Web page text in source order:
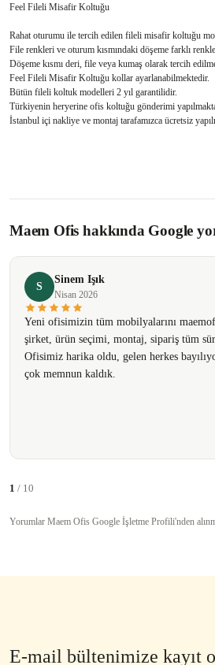
Feel Fileli Misafir Koltuğu
Rahat oturumu ile tercih edilen fileli misafir koltuğu
File renkleri ve oturum kısmındaki döşeme farklı
Döşeme kısmı deri, file veya kumaş olarak tercih
Feel Fileli Misafir Koltuğu kollar ayarlanabilmektedir.
Bütün fileli koltuk modelleri 2 yıl garantilidir.
Türkiyenin heryerine ofis koltuğu gönderimi
İstanbul içi nakliye ve montaj tarafamızca ücretsiz
Görüş ve önerileriniz için teşekkür ederiz.
Ürün resmi kalitesiz, bozuk veya
Ürün açıklamasında eksik bilgiler bulunuyor.
Ürün bilgilerinde hatalar bulunuyor.
Ürün fiyatı diğer sitelerden daha pahalı.
Bu ürüne benzer farklı alternatifler olmalı.
Maem Ofis hakkında Google
S
Sinem Işık
Nisan 2026
Yeni ofisimizin tüm mobilyalarını
şirket, ürün seçimi, montaj, sipariş tüm
Ofisimiz harika oldu, gelen herkes
çok memnun kaldık.
1 / 10
Yorumlar Maem Ofis Google İşletme Profili'nden
E-mail bültenimize kayıt